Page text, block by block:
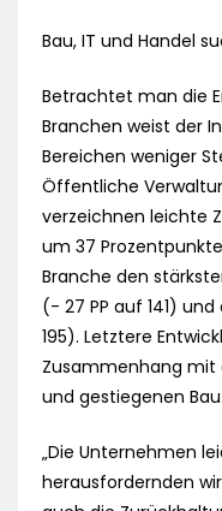
Bau, IT und Handel
Betrachtet man die
Branchen weist der
Bereichen weniger
Öffentliche
verzeichnen leichte
um 37
Branche den
(- 27 PP auf 141)
195). Letztere
Zusammenhang
und gestiegenen
„Die Unternehmen
herausfordernden